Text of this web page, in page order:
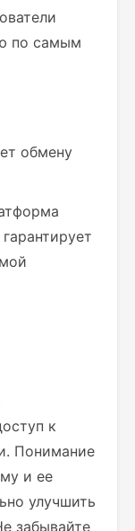
по самым
обмену
к
Понимание
и ее
улучшить
забывайте